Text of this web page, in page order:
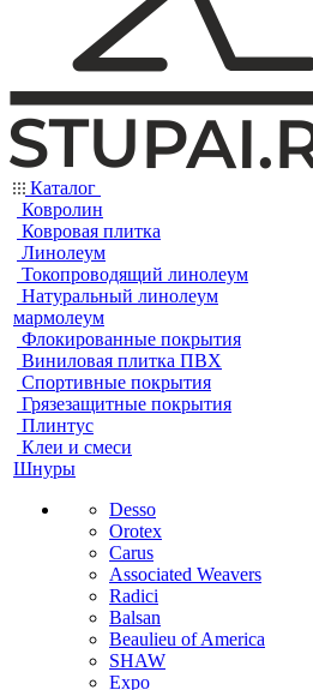
Каталог
Ковролин
Ковровая плитка
Линолеум
Токопроводящий линолеум
Натуральный линолеум
мармолеум
Флокированные покрытия
Виниловая плитка ПВХ
Спортивные покрытия
Грязезащитные покрытия
Плинтус
Клеи и смеси
Шнуры
Desso
Orotex
Carus
Associated Weavers
Radici
Balsan
Beaulieu of America
SHAW
Expo